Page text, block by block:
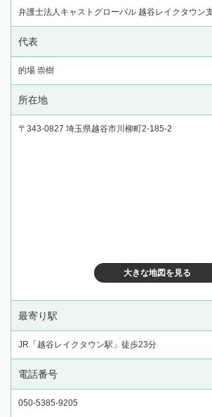
弁護士法人キャストグローバル 越谷レイクタウン
代表
的場 崇樹
所在地
〒343-0827 埼玉県越谷市川柳町2-185-2
大きな地図を見る
最寄り駅
JR「越谷レイクタウン駅」徒歩23分
電話番号
050-5385-9205